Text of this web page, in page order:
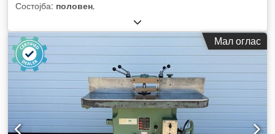
Состојба: половен,
Мал оглас